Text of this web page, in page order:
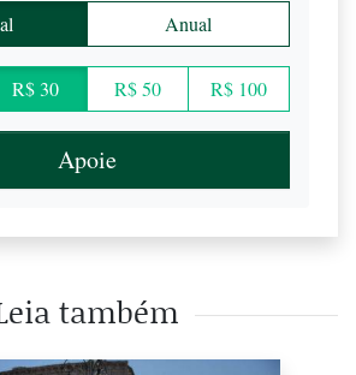
Anual
R$ 30 R$ 50 R$ 100
Apoie
também